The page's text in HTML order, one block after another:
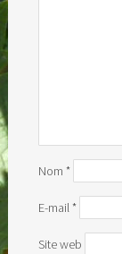
Nom *
E-mail*
Site web